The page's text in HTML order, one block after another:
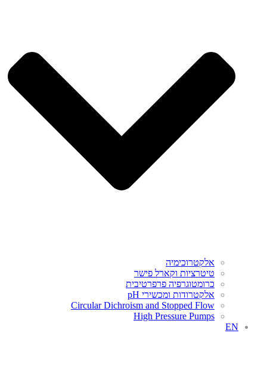
אלקטרוכימיה
טיטרציות וקארל פישר
כרומטוגרפיה פרפרטיבית
אלקטרודות ומכשירי pH
Circular Dichroism and Stopped Flow
High Pressure Pumps
EN